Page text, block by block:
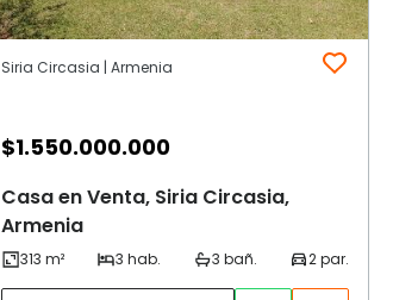
Siria Circasia | Armenia
$1.550.000.000
Casa en Venta, Siria Circasia,
Armenia